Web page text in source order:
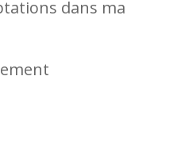
dans ma